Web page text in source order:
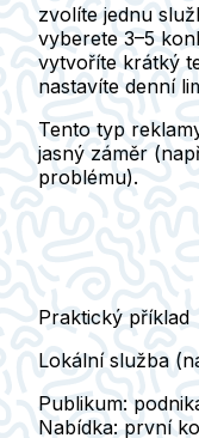
zvolíte jednu
vyberete 3–5
vytvoříte krátký
nastavíte denní
Tento typ
jasný záměr
problému).
Praktický příklad
Lokální služba
Publikum:
Nabídka: první